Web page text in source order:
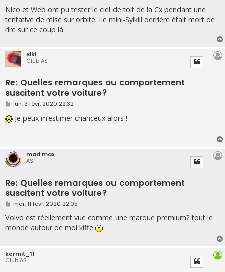
s
s
a
g
e
Nico et Web ont pu tester le ciel de toit de la Cx pendant une
tentative de mise sur orbite. Le mini-Sylkill derrière était mort de
rire sur ce coup là
Biki
Club AS
Re: Quelles remarques ou comportement
suscitent votre voiture?
M
s
s
lun. 3 févr. 2020 22:32
Je peux m’estimer chanceux alors !
mad max
AS
Re: Quelles remarques ou comportement
suscitent votre voiture?
M
s
s
a
mar. 11 févr. 2020 22:05
Volvo est réellement vue comme une marque premium? tout le
monde autour de moi kiffe
kermit_11
Club AS